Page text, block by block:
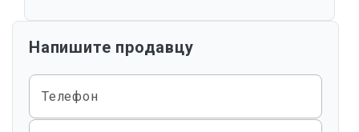
Напишите продавцу
Телефон